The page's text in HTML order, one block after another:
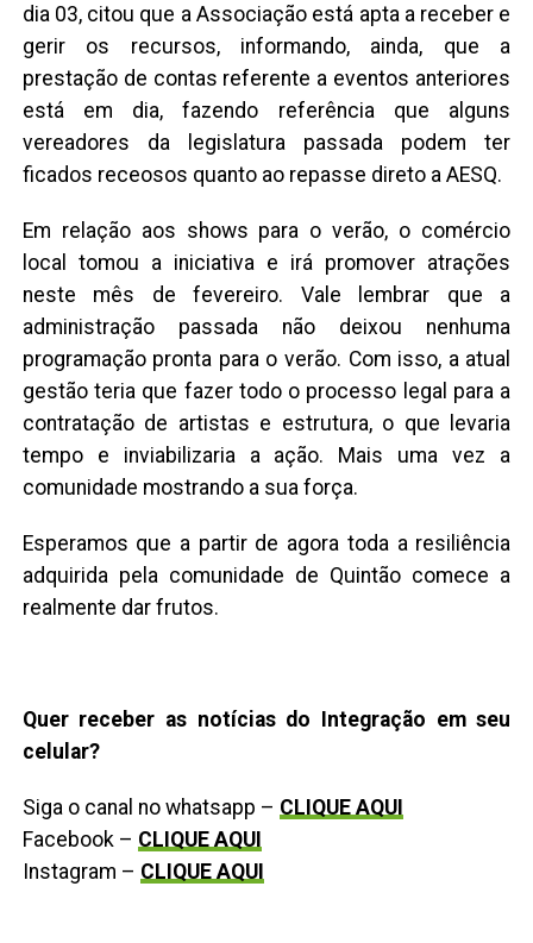
dia 03, citou que a Associação está apta a receber e
gerir os recursos, informando, ainda, que a
prestação de contas referente a eventos anteriores
está em dia, fazendo referência que alguns
vereadores da legislatura passada podem ter
ficados receosos quanto ao repasse direto a AESQ.
Em relação aos shows para o verão, o comércio
local tomou a iniciativa e irá promover atrações
neste mês de fevereiro. Vale lembrar que a
administração passada não deixou nenhuma
programação pronta para o verão. Com isso, a atual
gestão teria que fazer todo o processo legal para a
contratação de artistas e estrutura, o que levaria
tempo e inviabilizaria a ação. Mais uma vez a
comunidade mostrando a sua força.
Esperamos que a partir de agora toda a resiliência
adquirida pela comunidade de Quintão comece a
realmente dar frutos.
Quer receber as notícias do Integração em seu
celular?
Siga o canal no whatsapp – CLIQUE AQUI
Facebook – CLIQUE AQUI
Instagram – CLIQUE AQUI